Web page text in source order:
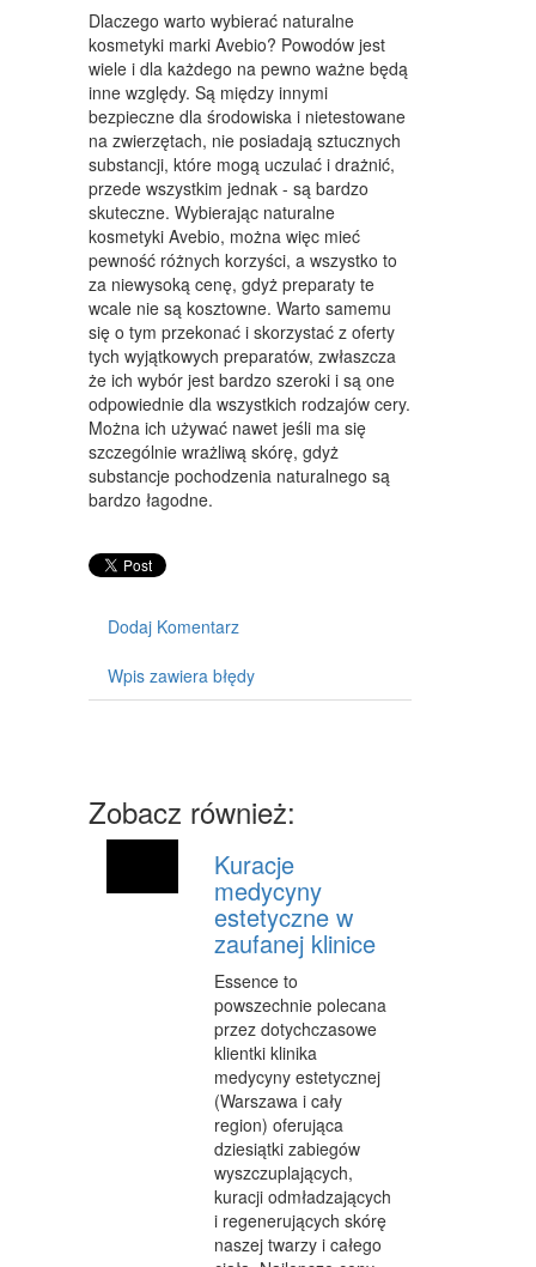
BIZNES ONLINE
BIŻUTERIA
DLA DZIECI
MEBLE
WYPOSAŻENIE WNĘTRZ
WYPOSAŻENIE ŁAZIENKI
ODZIEŻ
SPORT
ELEKTRONIKA, RTV, AGD
ART. DLA ZWIERZĄT
OGRÓD, ROŚLINY
SPRZĘT
PRZEMYSŁ METALOWY
PRZEWÓZ
TRANSPORT
CZĘŚCI SAMOCHODOWE
WYNAJEM
USŁUGI MOTORYZACYJNE
SALONY, KOMISY
PUBLIC RELATIONS
AGENCJE REKLAMOWE
MATERIAŁY REKLAMOWE
Dlaczego warto wybierać naturalne
kosmetyki marki Avebio? Powodów jest
wiele i dla każdego na pewno ważne będą
inne względy. Są między innymi
bezpieczne dla środowiska i nietestowane
na zwierzętach, nie posiadają sztucznych
substancji, które mogą uczulać i drażnić,
przede wszystkim jednak - są bardzo
skuteczne. Wybierając naturalne
kosmetyki Avebio, można więc mieć
pewność różnych korzyści, a wszystko to
za niewysoką cenę, gdyż preparaty te
wcale nie są kosztowne. Warto samemu
się o tym przekonać i skorzystać z oferty
tych wyjątkowych preparatów, zwłaszcza
że ich wybór jest bardzo szeroki i są one
odpowiednie dla wszystkich rodzajów cery.
Można ich używać nawet jeśli ma się
szczególnie wrażliwą skórę, gdyż
substancje pochodzenia naturalnego są
bardzo łagodne.
Dodaj Komentarz
Wpis zawiera błędy
Zobacz również:
Kuracje
medycyny
estetyczne w
zaufanej klinice
Essence to
powszechnie polecana
przez dotychczasowe
klientki klinika
medycyny estetycznej
(Warszawa i cały
region) oferująca
dziesiątki zabiegów
wyszczuplających,
kuracji odmładzających
i regenerujących skórę
naszej twarzy i całego